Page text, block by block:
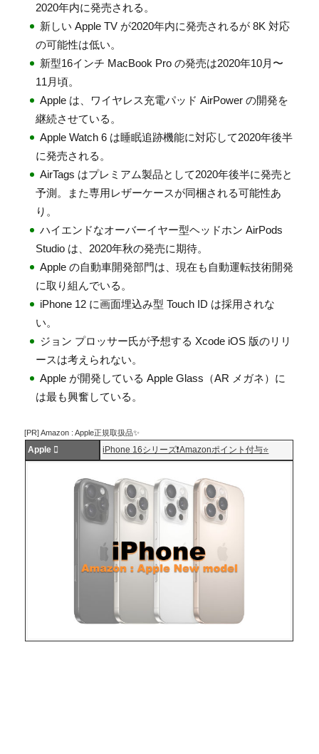
2020年内に発売される。
新しい Apple TV が2020年内に発売されるが 8K 対応
の可能性は低い。
新型16インチ MacBook Pro の発売は2020年10月〜
11月頃。
Apple は、ワイヤレス充電パッド AirPower の開発を
継続させている。
Apple Watch 6 は睡眠追跡機能に対応して2020年後半
に発売される。
AirTags はプレミアム製品として2020年後半に発売と
予測。また専用レザーケースが同梱される可能性あ
り。
ハイエンドなオーバーイヤー型ヘッドホン AirPods
Studio は、2020年秋の発売に期待。
Apple の自動車開発部門は、現在も自動運転技術開発
に取り組んでいる。
iPhone 12 に画面埋込み型 Touch ID は採用されな
い。
ジョン プロッサー氏が予想する Xcode iOS 版のリリ
ースは考えられない。
Apple が開発している Apple Glass（AR メガネ）に
は最も興奮している。
[PR] Amazon : Apple正規取扱品✨
Apple  iPhone 16シリーズ❗️Amazonポイント付与⭐️